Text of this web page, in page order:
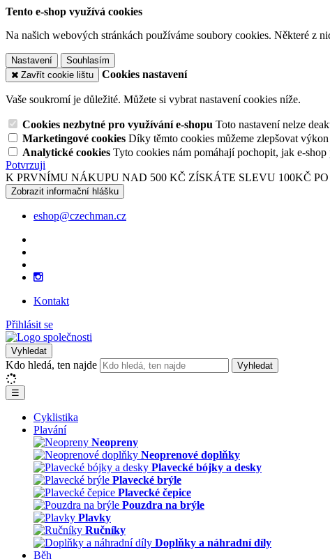
Tento e-shop využívá cookies
Na našich webových stránkách používáme soubory cookies. Některé z
Nastavení
Souhlasím
Zavřít cookie lištu
Cookies nastavení
Vaše soukromí je důležité. Můžete si vybrat nastavení cookies níže.
Cookies nezbytné pro využívání e-shopu Toto nastavení nelze
Marketingové cookies Díky těmto cookies můžeme zlepšovat
Analytické cookies Tyto cookies nám pomáhají pochopit, jak e-
Potvrzuji
K PRVNÍMU NÁKUPU NAD 500 KČ ZÍSKÁTE SLEVU 100KČ
Zobrazit informační hlášku
eshop@czechman.cz
Kontakt
Přihlásit se
Vyhledat
Kdo hledá, ten najde Vyhledat
☰
Cyklistika
Plavání
Neopreny
Neoprenové doplňky
Plavecké bójky a desky
Plavecké brýle
Plavecké čepice
Pouzdra na brýle
Plavky
Ručníky
Doplňky a náhradní díly
Běh